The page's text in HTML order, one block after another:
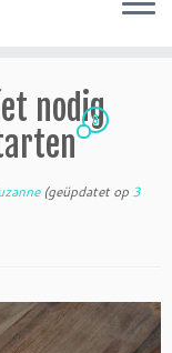
nodig
6
(geüpdatet op 3